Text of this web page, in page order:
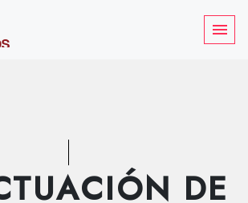
menu
DE